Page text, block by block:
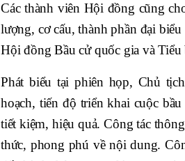
Các thành viên Hội đồng cũng
lượng, cơ cấu, thành phần đại
Hội đồng Bầu cử quốc gia và
Phát biểu tại phiên họp, Chủ
hoạch, tiến độ triển khai cuộc
tiết kiệm, hiệu quả. Công tác
thức, phong phú về nội dung.